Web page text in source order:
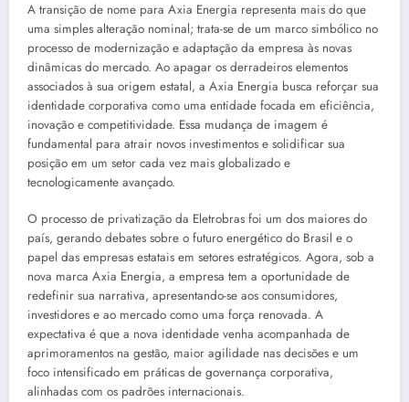
A transição de nome para Axia Energia representa mais do que
uma simples alteração nominal; trata-se de um marco simbólico no
processo de modernização e adaptação da empresa às novas
dinâmicas do mercado. Ao apagar os derradeiros elementos
associados à sua origem estatal, a Axia Energia busca reforçar sua
identidade corporativa como uma entidade focada em eficiência,
inovação e competitividade. Essa mudança de imagem é
fundamental para atrair novos investimentos e solidificar sua
posição em um setor cada vez mais globalizado e
tecnologicamente avançado.
O processo de privatização da Eletrobras foi um dos maiores do
país, gerando debates sobre o futuro energético do Brasil e o
papel das empresas estatais em setores estratégicos. Agora, sob a
nova marca Axia Energia, a empresa tem a oportunidade de
redefinir sua narrativa, apresentando-se aos consumidores,
investidores e ao mercado como uma força renovada. A
expectativa é que a nova identidade venha acompanhada de
aprimoramentos na gestão, maior agilidade nas decisões e um
foco intensificado em práticas de governança corporativa,
alinhadas com os padrões internacionais.